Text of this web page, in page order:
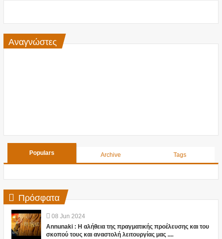
Αναγνώστες
Populars Archive Tags
Πρόσφατα
08 Jun 2024
Annunaki : Η αλήθεια της πραγματικής προέλευσης και του
σκοπού τους και αναστολή λειτουργίας μας ....